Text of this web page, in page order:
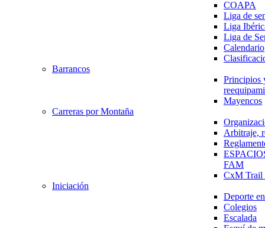
COAPA
Liga de
Liga
Liga de
Calendario
Barrancos
Principios
Mayencos
Carreras por Montaña
Arbitraje,
FAM
CxM
Iniciación
Deporte
Colegios
Escalada